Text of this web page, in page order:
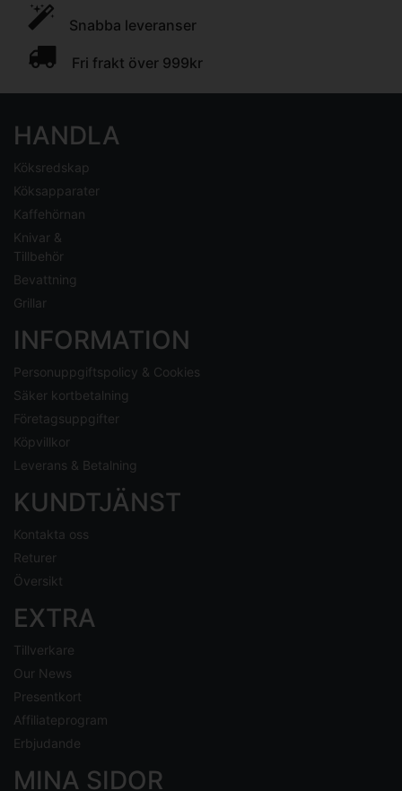
Snabba leveranser
Fri frakt över 999kr
HANDLA
Köksredskap
Köksapparater
Kaffehörnan
Knivar &
Tillbehör
Bevattning
Grillar
INFORMATION
Personuppgiftspolicy & Cookies
Säker kortbetalning
Företagsuppgifter
Köpvillkor
Leverans & Betalning
KUNDTJÄNST
Kontakta oss
Returer
Översikt
EXTRA
Tillverkare
Our News
Presentkort
Affiliateprogram
Erbjudande
MINA SIDOR